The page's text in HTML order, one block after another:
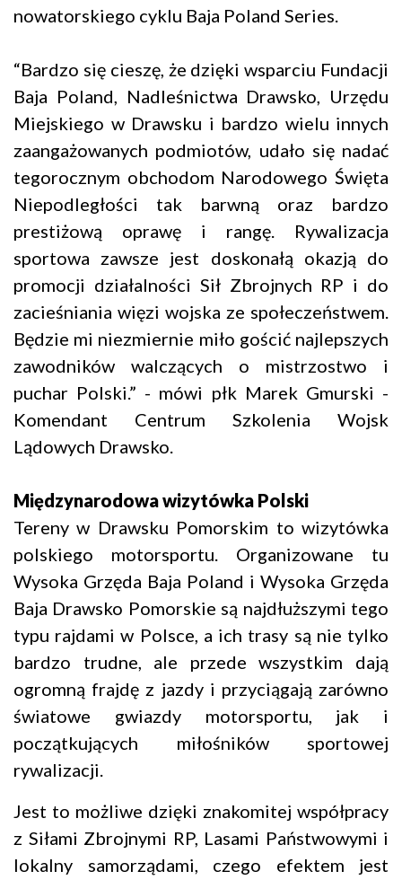
nowatorskiego cyklu Baja Poland Series.
“Bardzo się cieszę, że dzięki wsparciu Fundacji
Baja Poland, Nadleśnictwa Drawsko, Urzędu
Miejskiego w Drawsku i bardzo wielu innych
zaangażowanych podmiotów, udało się nadać
tegorocznym obchodom Narodowego Święta
Niepodległości tak barwną oraz bardzo
prestiżową oprawę i rangę. Rywalizacja
sportowa zawsze jest doskonałą okazją do
promocji działalności Sił Zbrojnych RP i do
zacieśniania więzi wojska ze społeczeństwem.
Będzie mi niezmiernie miło gościć najlepszych
zawodników walczących o mistrzostwo i
puchar Polski.” - mówi płk Marek Gmurski -
Komendant Centrum Szkolenia Wojsk
Lądowych Drawsko.
Międzynarodowa wizytówka Polski
Tereny w Drawsku Pomorskim to wizytówka
polskiego motorsportu. Organizowane tu
Wysoka Grzęda Baja Poland i Wysoka Grzęda
Baja Drawsko Pomorskie są najdłuższymi tego
typu rajdami w Polsce, a ich trasy są nie tylko
bardzo trudne, ale przede wszystkim dają
ogromną frajdę z jazdy i przyciągają zarówno
światowe gwiazdy motorsportu, jak i
początkujących miłośników sportowej
rywalizacji.
Jest to możliwe dzięki znakomitej współpracy
z Siłami Zbrojnymi RP, Lasami Państwowymi i
lokalny samorządami, czego efektem jest